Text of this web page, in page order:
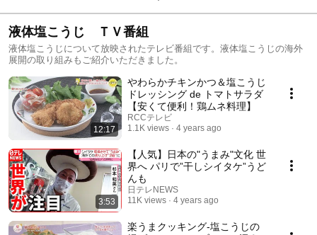
液体塩こうじ ＴＶ番組
液体塩こうじについて放映されたテレビ番組です。液体塩こうじの海外
展開の取り組みもご紹介いただきました。
12:17
やわらかチキンかつ＆塩こうじ
ドレッシング de トマトサラダ
【安くて便利！鶏ムネ料理】
RCCテレビ
1.1K views
4 years ago
3:53
【人気】日本の"うまみ"文化 世
界へ パリで”干しシイタケ”うど
んも
日テレNEWS
11K views
4 years ago
楽うまクッキング-塩こうじの